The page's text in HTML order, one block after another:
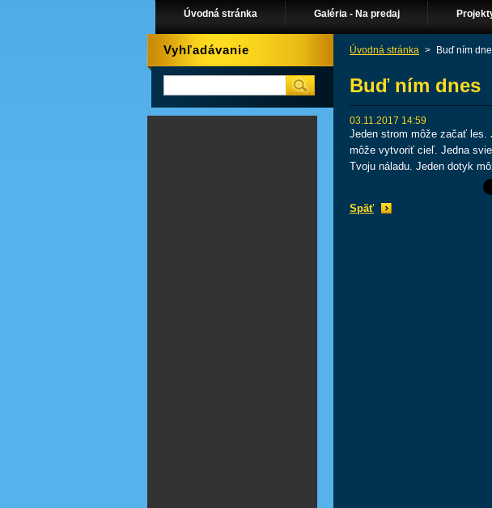
Úvodná stránka Galéria - Na predaj
Úvodná stránka > Buď ním
Buď ním dnes
03.11.2017 14:59
Jeden strom môže začať les.
môže vytvoriť cieľ. Jedna
Tvoju náladu. Jeden dotyk
Späť
Vyhľadávanie